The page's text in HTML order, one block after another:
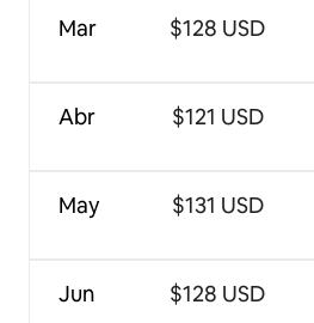
Mar
Abr
May
Jun
$128 USD
$121 USD
$131 USD
$128 USD